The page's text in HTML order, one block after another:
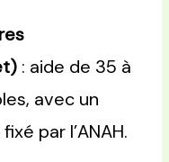
: aide de 35 à
avec un
par l’ANAH.